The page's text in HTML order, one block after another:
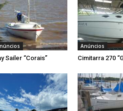
Sailer “Corais”
Anúncios
Cimitarra 270